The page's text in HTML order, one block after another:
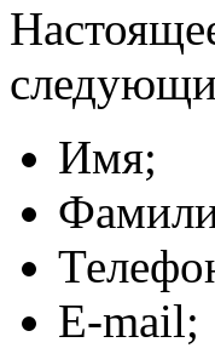
Имя;
E-mail;